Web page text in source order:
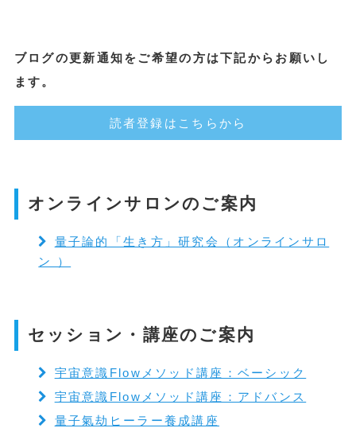
ブログの更新通知をご希望の方は下記からお願いし
ます。
読者登録はこちらから
オンラインサロンのご案内
量子論的「生き方」研究会（オンラインサロ
ン ）
セッション・講座のご案内
宇宙意識Flowメソッド講座：ベーシック
宇宙意識Flowメソッド講座：アドバンス
量子氣劫ヒーラー養成講座